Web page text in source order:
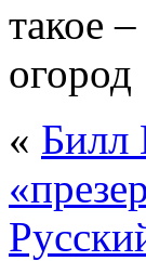
такое
« Билл